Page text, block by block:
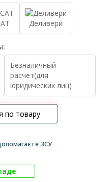
Деливери
Безналичный
расчет(для
юридических лиц)
по товару
ЗСУ